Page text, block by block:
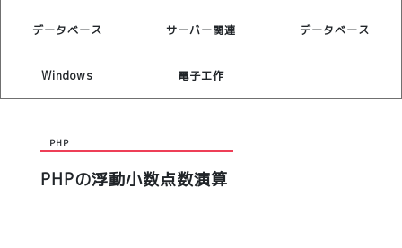
データベース サーバー関連 データベース
Windows 電子工作
PHP
PHPの浮動小数点数演算